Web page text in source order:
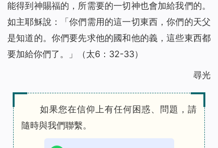
能得到神賜福的，所需要的一切神也會加給我們的。
如主耶穌說：「你們需用的這一切東西，你們的天父
是知道的。你們要先求他的國和他的義，這些東西都
要加給你們了。
」（太6：32-33）
尋光
如果您在信仰上有任何困惑、問題，請
隨時與我們聯繫。